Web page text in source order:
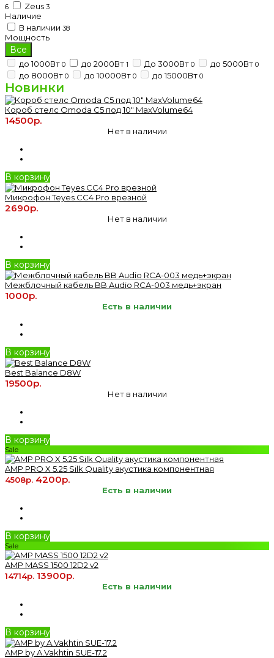
6 Zeus 3
Наличие
В наличии 38
Мощность
Все
до 1000Вт 0 до 2000Вт 1 До 3000Вт 0 до 5000Вт 0
до 8000Вт 0 до 10000Вт 0 до 15000Вт 0
Новинки
Короб стелс Omoda C5 под 10" MaxVolume64
14500р.
Нет в наличии
В корзину
Микрофон Teyes CC4 Pro врезной
2690р.
Нет в наличии
В корзину
Межблочный кабель BB Audio RCA-003 медь+экран
1000р.
Есть в наличии
В корзину
Best Balance D8W
19500р.
Нет в наличии
В корзину
Sale
AMP PRO X 5.25 Silk Quality акустика компонентная
4508р. 4200р.
Есть в наличии
В корзину
Sale
AMP MASS 1500 12D2 v2
14714р. 13900р.
Есть в наличии
В корзину
AMP by A.Vakhtin SUE-17.2